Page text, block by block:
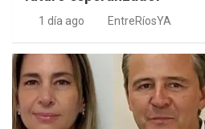
1 día ago EntreRíosYA